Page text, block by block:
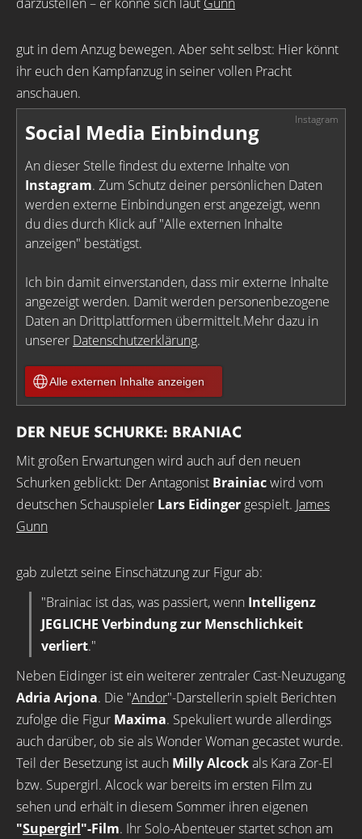
gut in dem Anzug bewegen. Aber seht selbst: Hier könnt
ihr euch den Kampfanzug in seiner vollen Pracht
anschauen.
Social Media Einbindung
An dieser Stelle findest du externe Inhalte von
Instagram. Zum Schutz deiner persönlichen Daten
werden externe Einbindungen erst angezeigt, wenn
du dies durch Klick auf "Alle externen Inhalte
anzeigen" bestätigst.
Ich bin damit einverstanden, dass mir externe Inhalte
angezeigt werden. Damit werden personenbezogene
Daten an Drittplattformen übermittelt.Mehr dazu in
unserer Datenschutzerklärung.
Alle externen Inhalte anzeigen
DER NEUE SCHURKE: BRANIAC
Mit großen Erwartungen wird auch auf den neuen
Schurken geblickt: Der Antagonist Brainiacwird vom
deutschen Schauspieler Lars Eidinger gespielt. James
Gunn
gab zuletzt seine Einschätzung zur Figur ab:
"Brainiac ist das, was passiert, wenn Intelligenz
JEGLICHE Verbindung zur Menschlichkeit
verliert."
Neben Eidinger ist ein weiterer zentraler Cast-Neuzugang
Adria Arjona. Die "Andor"-Darstellerin spielt Berichten
zufolge die Figur Maxima. Spekuliert wurde allerdings
auch darüber, ob sie als Wonder Woman gecastet wurde.
Teil der Besetzung ist auch Milly Alcockals Kara Zor-El
bzw. Supergirl. Alcock war bereits im ersten Film zu
sehen und erhält in diesem Sommer ihren eigenen
"Supergirl"-Film. Ihr Solo-Abenteuer startet schon am